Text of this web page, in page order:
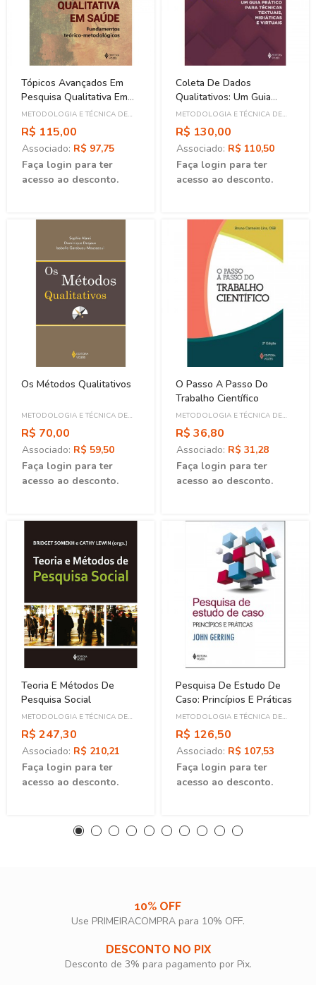
Tópicos Avançados Em
Pesquisa Qualitativa Em
Saúde
METODOLOGIA E TÉCNICA DE
PESQUISA
R$ 115,00
Associado: R$ 97,75
Faça login para ter
acesso ao desconto.
Os Métodos Qualitativos
METODOLOGIA E TÉCNICA DE
PESQUISA
R$ 70,00
Associado: R$ 59,50
Faça login para ter
acesso ao desconto.
Teoria E Métodos De
Pesquisa Social
METODOLOGIA E TÉCNICA DE
PESQUISA
R$ 247,30
Associado: R$ 210,21
Faça login para ter
acesso ao desconto.
Coleta De Dados
Qualitativos: Um Guia
Prático Para Técnicas
Textuais, Midiáticas E
Virtuais
METODOLOGIA E TÉCNICA DE
PESQUISA
R$ 130,00
Associado: R$ 110,50
Faça login para ter
acesso ao desconto.
O Passo A Passo Do
Trabalho Científico
METODOLOGIA E TÉCNICA DE
PESQUISA
R$ 36,80
Associado: R$ 31,28
Faça login para ter
acesso ao desconto.
Pesquisa De Estudo De
Caso: Princípios E Práticas
METODOLOGIA E TÉCNICA DE
PESQUISA
R$ 126,50
Associado: R$ 107,53
Faça login para ter
acesso ao desconto.
10% OFF
Use PRIMEIRACOMPRA para 10% OFF.​
DESCONTO NO PIX
Desconto de 3% para pagamento por Pix.